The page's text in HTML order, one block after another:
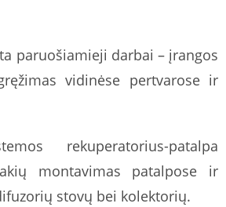
paruošiamieji darbai – įrangos
vidinėse pertvarose ir
rekuperatorius-patalpa
montavimas patalpose ir
stovų bei kolektorių.